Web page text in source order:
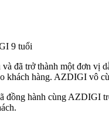
9 tuổi
đã trở thành một đơn
khách hàng. AZDIGI vô
hành cùng AZDIGI